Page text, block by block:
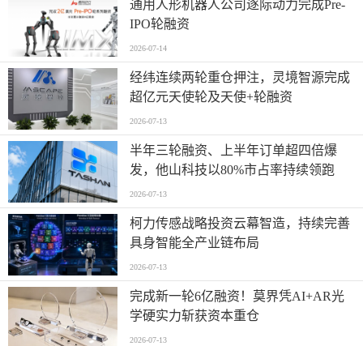
通用人形机器人公司逐际动力完成Pre-
IPO轮融资
2026-07-14
经纬连续两轮重仓押注，灵境智源完成
超亿元天使轮及天使+轮融资
2026-07-13
半年三轮融资、上半年订单超四倍爆
发，他山科技以80%市占率持续领跑
2026-07-13
柯力传感战略投资云幕智造，持续完善
具身智能全产业链布局
2026-07-13
完成新一轮6亿融资！莫界凭AI+AR光
学硬实力斩获资本重仓
2026-07-13